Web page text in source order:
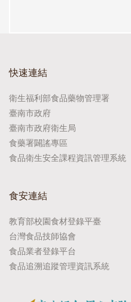
快速連結
衛生福利部食品藥物管理署
臺南市政府
臺南市政府衛生局
食藥署闢謠專區
食品衛生安全課程資訊管理系統
食安連結
教育部校園食材登錄平臺
台灣食品技師協會
食品業者登錄平台
食品追溯追蹤管理資訊系統